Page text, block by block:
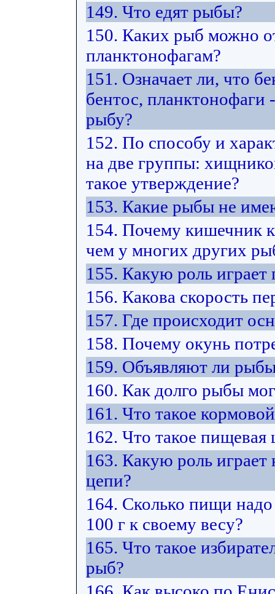
149. Что едят рыбы?
150. Каких рыб можно
планктонофагам?
151. Означает ли, что
бентос,
рыбу?
152. По способу и
на две группы:
такое утверждение?
153. Какие рыбы не
154. Почему кишечник
чем у многих других
155. Какую роль играет
156. Какова скорость
157. Где происходит
158. Почему окунь
159. Объявляют ли
160. Как долго рыбы
161. Что такое
162. Что такое пищевая
163. Какую роль играет
цепи?
164. Сколько пищи
100 г к своему весу?
165. Что такое
рыб?